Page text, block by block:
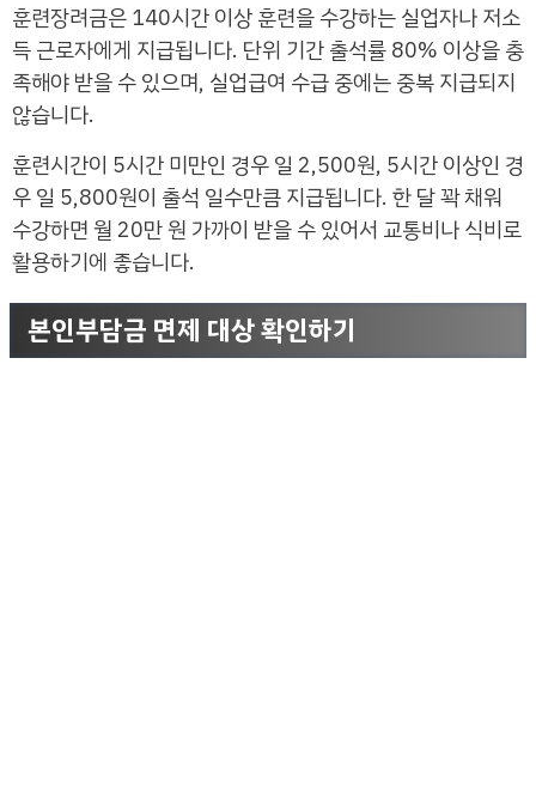
훈련장려금은 140시간 이상 훈련을 수강하는 실업자나 저소
득 근로자에게 지급됩니다. 단위 기간 출석률 80% 이상을 충
족해야 받을 수 있으며, 실업급여 수급 중에는 중복 지급되지
않습니다.
훈련시간이 5시간 미만인 경우 일 2,500원, 5시간 이상인 경
우 일 5,800원이 출석 일수만큼 지급됩니다. 한 달 꽉 채워
수강하면 월 20만 원 가까이 받을 수 있어서 교통비나 식비로
활용하기에 좋습니다.
본인부담금 면제 대상 확인하기